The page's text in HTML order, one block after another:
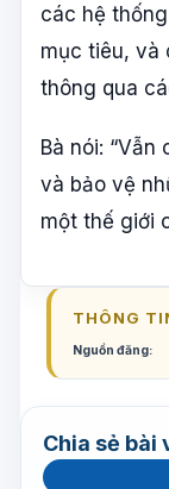
các hệ
mục tiêu, và
thông qua
Bà nói: “Vẫn
và bảo vệ
một thế giới
THÔNG
Nguồn đăng:
Chia sẻ bài